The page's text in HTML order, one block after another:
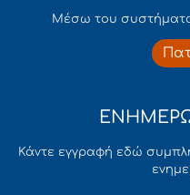
Mέσω του
Κάντε εγγραφή εδώ